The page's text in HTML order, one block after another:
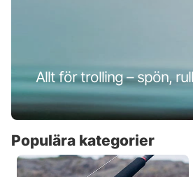
Allt för trolling – spön,
Populära kategorier